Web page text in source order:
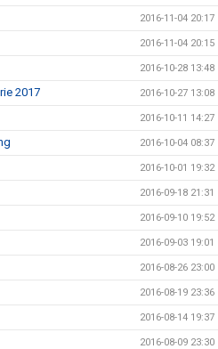
2016-11-04 20:17
2016-11-04 20:15
2016-10-28 13:48
2017 2016-10-27 13:08
2016-10-11 14:27
2016-10-04 08:37
2016-10-01 19:32
2016-09-18 21:31
2016-09-10 19:52
2016-09-03 19:01
2016-08-26 23:00
2016-08-19 23:36
2016-08-14 19:37
2016-08-09 23:30